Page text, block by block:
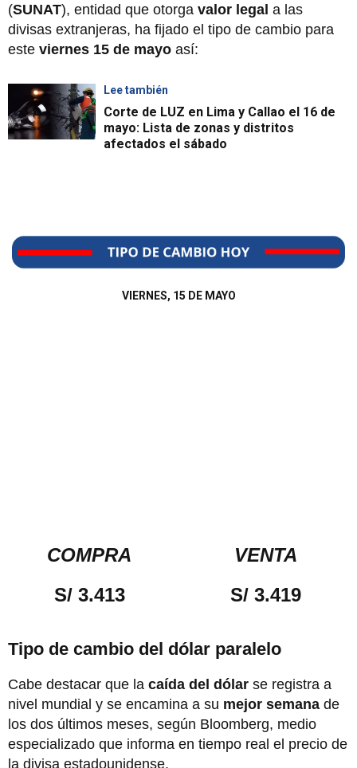
(SUNAT), entidad que otorga valor legal a las
divisas extranjeras, ha fijado el tipo de cambio para
este viernes 15 de mayo así:
Lee también
Corte de LUZ en Lima y Callao el 16 de
mayo: Lista de zonas y distritos
afectados el sábado
VIERNES, 15 DE MAYO
COMPRA
VENTA
S/ 3.413
S/ 3.419
Tipo de cambio del dólar paralelo
Cabe destacar que la caída del dólar se registra a
nivel mundial y se encamina a su mejor semana de
los dos últimos meses, según Bloomberg, medio
especializado que informa en tiempo real el precio de
la divisa estadounidense.